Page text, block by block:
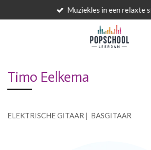
Muziekles in een relaxte
Timo Eelkema
ELEKTRISCHE GITAAR | BASGITAAR